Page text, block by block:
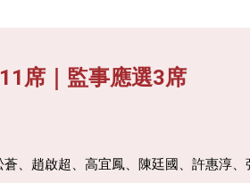
席｜監事應選3席
蒼 、趙啟超、高宜鳳、 陳廷國、許惠淳